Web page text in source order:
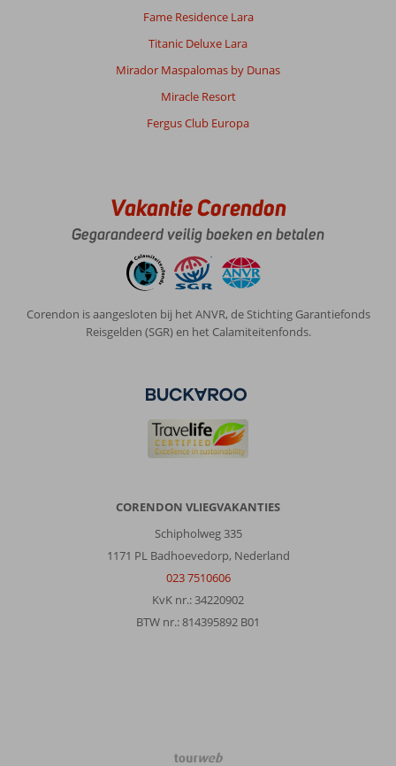
Fame Residence Lara
Titanic Deluxe Lara
Mirador Maspalomas by Dunas
Miracle Resort
Fergus Club Europa
Vakantie Corendon
Gegarandeerd veilig boeken en betalen
Corendon is aangesloten bij het ANVR, de Stichting Garantiefonds
Reisgelden (SGR) en het Calamiteitenfonds.
CORENDON VLIEGVAKANTIES
Schipholweg 335
1171 PL Badhoevedorp, Nederland
023 7510606
KvK nr.: 34220902
BTW nr.: 814395892 B01
TourWeb